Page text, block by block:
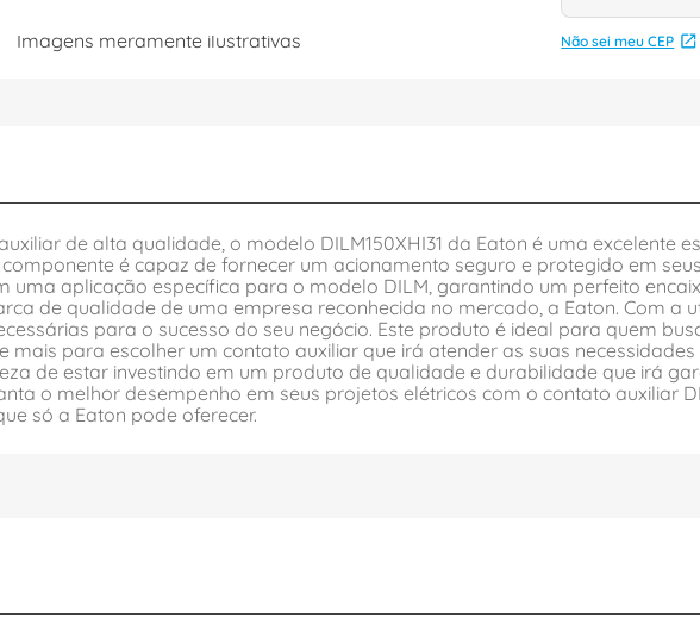
Imagens meramente ilustrativas Não sei meu CEP
de alta qualidade, o modelo DILM150XHI31 da Eaton é uma excelente
é capaz de fornecer um acionamento seguro e protegido em
aplicação específica para o modelo DILM, garantindo um perfeito
de qualidade de uma empresa reconhecida no mercado, a Eaton. Com a
para o sucesso do seu negócio. Este produto é ideal para quem
mais para escolher um contato auxiliar que irá atender as suas
de estar investindo em um produto de qualidade e durabilidade que irá
o melhor desempenho em seus projetos elétricos com o contato auxiliar
só a Eaton pode oferecer.